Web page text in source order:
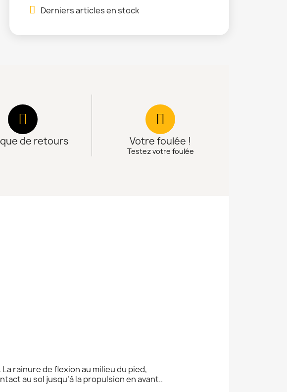
Derniers articles en stock
de retours Votre foulée !
Testez votre foulée
rainure de flexion au milieu du pied,
au sol jusqu’à la propulsion en avant..